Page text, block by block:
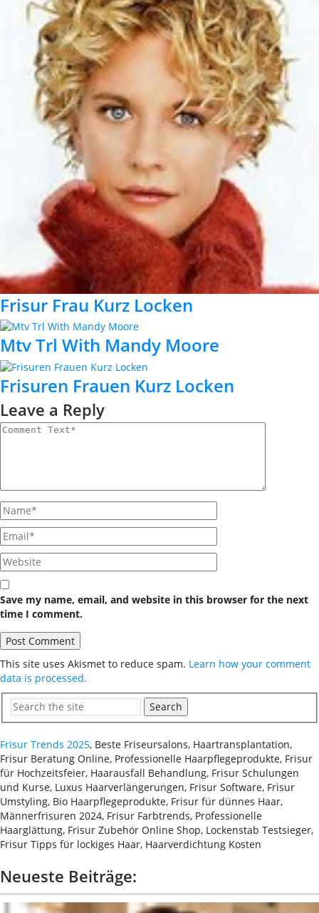
Frisur Frau Kurz Locken
Mtv Trl With Mandy Moore
Frisuren Frauen Kurz Locken
Leave a Reply
Save my name, email, and website in this browser for the next
time I comment.
This site uses Akismet to reduce spam. Learn how your comment
data is processed.
Search
Frisur Trends 2025, Beste Friseursalons, Haartransplantation,
Frisur Beratung Online, Professionelle Haarpflegeprodukte, Frisur
für Hochzeitsfeier, Haarausfall Behandlung, Frisur Schulungen
und Kurse, Luxus Haarverlängerungen, Frisur Software, Frisur
Umstyling, Bio Haarpflegeprodukte, Frisur für dünnes Haar,
Männerfrisuren 2024, Frisur Farbtrends, Professionelle
Haarglättung, Frisur Zubehör Online Shop, Lockenstab Testsieger,
Frisur Tipps für lockiges Haar, Haarverdichtung Kosten
Neueste Beiträge: